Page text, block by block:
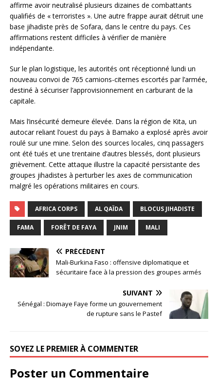
affirme avoir neutralisé plusieurs dizaines de combattants
qualifiés de « terroristes ». Une autre frappe aurait détruit une
base jihadiste près de Sofara, dans le centre du pays. Ces
affirmations restent difficiles à vérifier de manière
indépendante.
Sur le plan logistique, les autorités ont réceptionné lundi un
nouveau convoi de 765 camions-citernes escortés par l’armée,
destiné à sécuriser l’approvisionnement en carburant de la
capitale.
Mais l’insécurité demeure élevée. Dans la région de Kita, un
autocar reliant l’ouest du pays à Bamako a explosé après avoir
roulé sur une mine. Selon des sources locales, cinq passagers
ont été tués et une trentaine d’autres blessés, dont plusieurs
grièvement. Cette attaque illustre la capacité persistante des
groupes jihadistes à perturber les axes de communication
malgré les opérations militaires en cours.
AFRICA CORPS AL QAÏDA BLOCUS JIHADISTE
FAMA FORÊT DE FAYA JNIM MALI
PRÉCÉDENT
Mali-Burkina Faso : offensive diplomatique et
sécuritaire face à la pression des groupes armés
SUIVANT
Sénégal : Diomaye Faye forme un gouvernement
de rupture sans le Pastef
SOYEZ LE PREMIER À COMMENTER
Poster un Commentaire